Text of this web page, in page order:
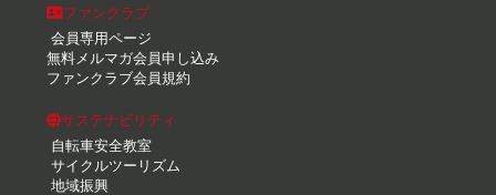
ファンクラブ
会員専用ページ
無料メルマガ会員申し込み
ファンクラブ会員規約
サステナビリティ
自転車安全教室
サイクルツーリズム
地域振興